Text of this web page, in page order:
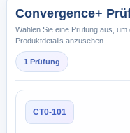
Convergence+
Wählen Sie eine Prüfung aus,
Produktdetails anzusehen.
1 Prüfung
CT0-101